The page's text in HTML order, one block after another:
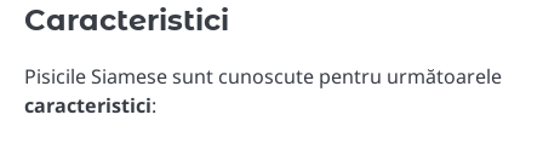
Caracteristici
Pisicile Siamese sunt cunoscute pentru următoarele
caracteristici: